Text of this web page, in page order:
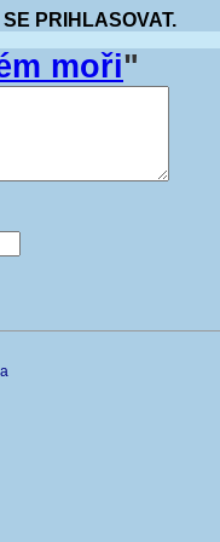
PRIHLASOVAT.
moři"